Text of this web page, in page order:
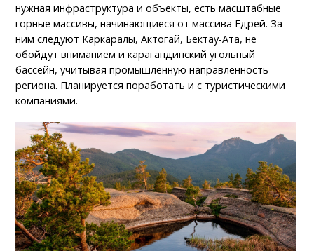
нужная инфраструктура и объекты, есть масштабные
горные массивы, начинающиеся от массива Едрей. За
ним следуют Каркаралы, Актогай, Бектау-Ата, не
обойдут вниманием и карагандинский угольный
бассейн, учитывая промышленную направленность
региона. Планируется поработать и с туристическими
компаниями.